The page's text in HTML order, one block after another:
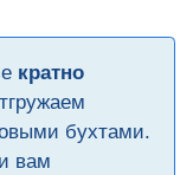
кратно
бухтами.
вам